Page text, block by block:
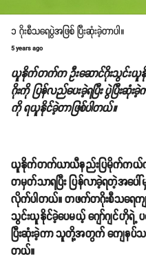
၁ ဂိုးစီသရေပွဲအဖြစ် ပြီးဆုံးခဲ့တာပါ။
5 years ago
ယူနိုက်တက်က ဦးဆောင်ဂိုးသွင်းယူနို
ဂိုးကို ပြန်လည်ပေးခဲ့ရပြီး ပွဲပြီ
ကို ရယူနိုင်ခဲ့တာဖြစ်ပါတယ်။
ယူနိုက်တက်ယာယီနည်းပြမိုက်ကယ်က
တမှတ်သာရပြီး ပြန်လာခဲ့ရတဲ့အပေ
လိုက်ပါတယ်။ တဖက်တဂိုးစီသရေက
သွင်းယူနိုင်ခဲ့ပေမယ့် ဂျော်ဂျင်ဟိုရဲ့
ပြီးဆုံးခဲ့ကာ သူတို့အတွက် ကျေနပ်
တယ်။